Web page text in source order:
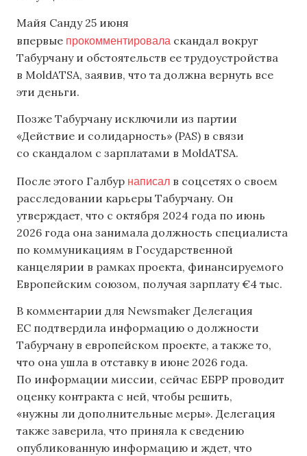
Майя Санду 25 июня
впервые прокомментировала скандал вокруг
Табурчану и обстоятельств ее трудоустройства
в MoldATSA, заявив, что та должна вернуть все
эти деньги.
Позже Табурчану исключили из партии
«Действие и солидарность» (PAS) в связи
со скандалом с зарплатами в MoldATSA.
После этого Галбур написал в соцсетях о своем
расследовании карьеры Табурчану. Он
утверждает, что с октября 2024 года по июнь
2026 года она занимала должность специалиста
по коммуникациям в Государственной
канцелярии в рамках проекта, финансируемого
Европейским союзом, получая зарплату €4 тыс.
В комментарии для Newsmaker Делегация
ЕС подтвердила информацию о должности
Табурчану в европейском проекте, а также то,
что она ушла в отставку в июне 2026 года.
По информации миссии, сейчас ЕБРР проводит
оценку контракта с ней, чтобы решить,
«нужны ли дополнительные меры». Делегация
также заверила, что приняла к сведению
опубликованную информацию и ждет, что